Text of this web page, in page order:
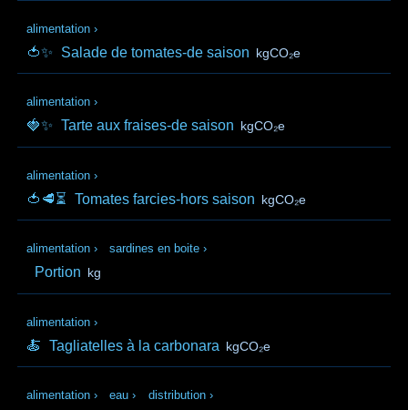
alimentation ›
🍅✨ Salade de tomates-de saison kgCO₂e
alimentation ›
🍓✨ Tarte aux fraises-de saison kgCO₂e
alimentation ›
🍅🥩⏳ Tomates farcies-hors saison kgCO₂e
alimentation › sardines en boite ›
Portion kg
alimentation ›
🍝 Tagliatelles à la carbonara kgCO₂e
alimentation › eau › distribution ›